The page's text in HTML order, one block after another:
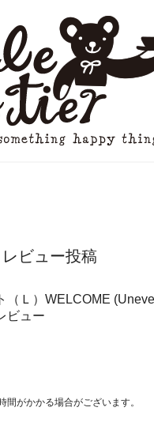
レビュー投稿
（Ｌ）WELCOME
ビュー
がかかる場合がございます。